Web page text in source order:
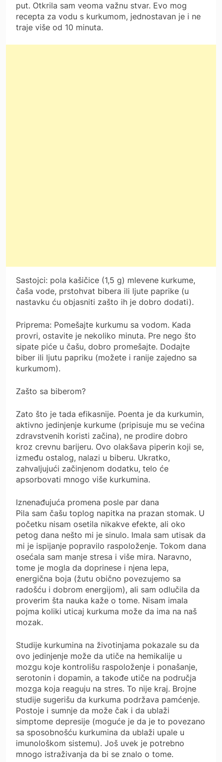
put. Otkrila sam veoma važnu stvar. Evo mog
recepta za vodu s kurkumom, jednostavan je i ne
traje više od 10 minuta.
Sastojci: pola kašičice (1,5 g) mlevene kurkume,
čaša vode, prstohvat bibera ili ljute paprike (u
nastavku ću objasniti zašto ih je dobro dodati).
Priprema: Pomešajte kurkumu sa vodom. Kada
provri, ostavite je nekoliko minuta. Pre nego što
sipate piće u čašu, dobro promešajte. Dodajte
biber ili ljutu papriku (možete i ranije zajedno sa
kurkumom).
Zašto sa biberom?
Zato što je tada efikasnije. Poenta je da kurkumin,
aktivno jedinjenje kurkume (pripisuje mu se većina
zdravstvenih koristi začina), ne prodire dobro
kroz crevnu barijeru. Ovo olakšava piperin koji se,
između ostalog, nalazi u biberu. Ukratko,
zahvaljujući začinjenom dodatku, telo će
apsorbovati mnogo više kurkumina.
Iznenađujuća promena posle par dana
Pila sam čašu toplog napitka na prazan stomak. U
početku nisam osetila nikakve efekte, ali oko
petog dana nešto mi je sinulo. Imala sam utisak da
mi je ispijanje popravilo raspoloženje. Tokom dana
osećala sam manje stresa i više mira. Naravno,
tome je mogla da doprinese i njena lepa,
energična boja (žutu obično povezujemo sa
radošću i dobrom energijom), ali sam odlučila da
proverim šta nauka kaže o tome. Nisam imala
pojma koliki uticaj kurkuma može da ima na naš
mozak.
Studije kurkumina na životinjama pokazale su da
ovo jedinjenje može da utiče na hemikalije u
mozgu koje kontrolišu raspoloženje i ponašanje,
serotonin i dopamin, a takođe utiče na područja
mozga koja reaguju na stres. To nije kraj. Brojne
studije sugerišu da kurkuma podržava pamćenje.
Postoje i sumnje da može čak i da ublaži
simptome depresije (moguće je da je to povezano
sa sposobnošću kurkumina da ublaži upale u
imunološkom sistemu). Još uvek je potrebno
mnogo istraživanja da bi se znalo o tome.